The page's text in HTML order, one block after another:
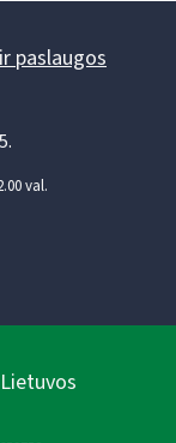
paslaugos
val.